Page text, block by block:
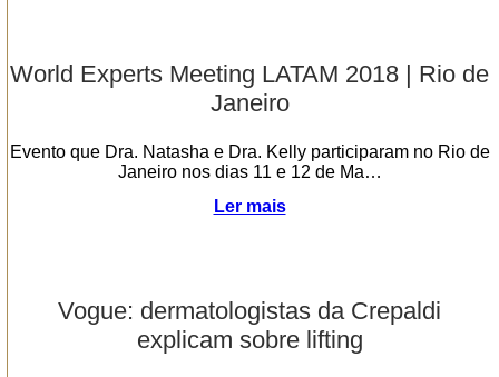
World Experts Meeting LATAM 2018 | Rio de
Janeiro
Evento que Dra. Natasha e Dra. Kelly participaram no Rio de
Janeiro nos dias 11 e 12 de Ma…
Ler mais
Vogue: dermatologistas da Crepaldi
explicam sobre lifting